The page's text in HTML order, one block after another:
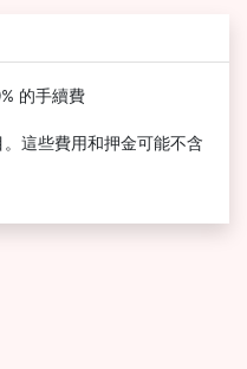
的手續費
這些費用和押金可能不含